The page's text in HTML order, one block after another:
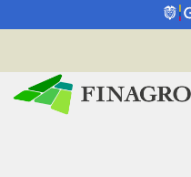
Pasar al contenido principal